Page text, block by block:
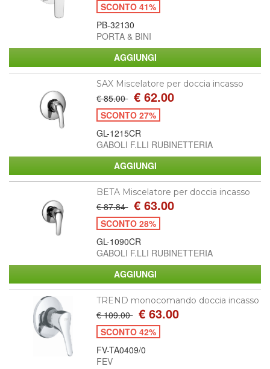
SCONTO 41%
PB-32130
PORTA & BINI
SAX Miscelatore per doccia incasso
€ 85.00 € 62.00
SCONTO 27%
GL-1215CR
GABOLI F.LLI RUBINETTERIA
BETA Miscelatore per doccia incasso
€ 87.84 € 63.00
SCONTO 28%
GL-1090CR
GABOLI F.LLI RUBINETTERIA
TREND monocomando doccia incasso
€ 109.00 € 63.00
SCONTO 42%
FV-TA0409/0
FEV